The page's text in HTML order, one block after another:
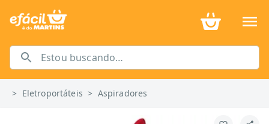
> Eletroportáteis > Aspiradores